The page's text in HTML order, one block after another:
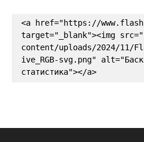
<a href="https://
target="_blank"><img
content/uploads/2024/11/
ive_RGB-svg.png"
статистика"></a>